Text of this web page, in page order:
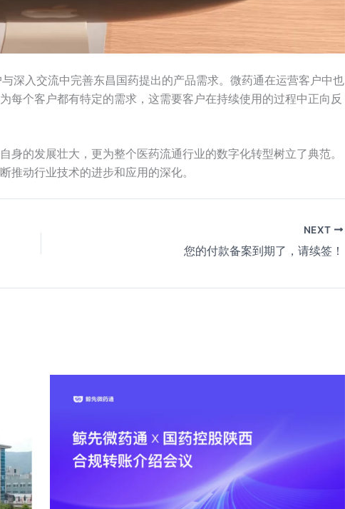
深入交流中完善东昌国药提出的产品需求。微药通在运营客户中也
每个客户都有特定的需求，这需要客户在持续使用的过程中正向反
的发展壮大，更为整个医药流通行业的数字化转型树立了典范。
推动行业技术的进步和应用的深化。
NEXT
您的付款备案到期了，请续签！